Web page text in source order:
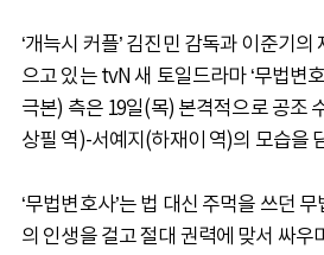
‘개늑시 커플’ 김진민 감독과 이준기
으고 있는 tvN 새 토일드라마 ‘무법변
극본) 측은 19일(목) 본격적으로 공조
상필 역)-서예지(하재이 역)의 모습을
‘무법변호사’는 법 대신 주먹을 쓰던
의 인생을 걸고 절대 권력에 맞서 싸우